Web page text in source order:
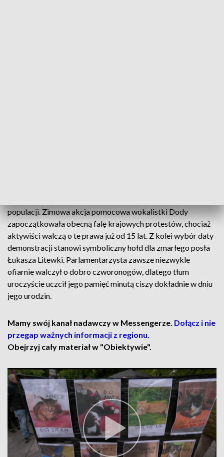
populacji. Zimowa akcja pomocowa wokalistki Dody
zapoczątkowała obecną falę krajowych protestów, chociaż
aktywiści walczą o te prawa już od 15 lat. Z kolei wybór daty
demonstracji stanowi symboliczny hołd dla zmarłego posła
Łukasza Litewki. Parlamentarzysta zawsze niezwykle
ofiarnie walczył o dobro czworonogów, dlatego tłum
uroczyście uczcił jego pamięć minutą ciszy dokładnie w dniu
jego urodzin.
Mamy swój kanał nadawczy w Messengerze. Dołącz i nie
przegap ważnych informacji z regionu.
Obejrzyj cały materiał w "Obiektywie".